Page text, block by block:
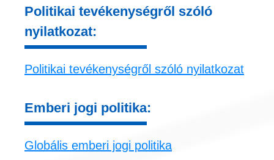
Politikai tevékenységről szóló
nyilatkozat:
Politikai tevékenységről szóló nyilatkozat
Emberi jogi politika:
Globális emberi jogi politika